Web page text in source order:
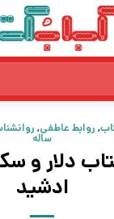
, روابط عاطفی,
ساله
دلار و
ادشید